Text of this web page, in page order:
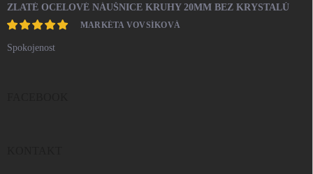
ZLATÉ OCELOVÉ NÁUŠNICE KRUHY 20MM BEZ KRYSTALŮ
MARKÉTA VOVSÍKOVÁ
Spokojenost